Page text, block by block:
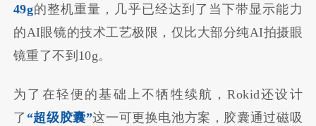
49g的整机重量，几乎已经达到了当下带显示能力
的AI眼镜的技术工艺极限，仅比大部分纯AI拍摄眼
镜重了不到10g。
为了在轻便的基础上不牺牲续航，Rokid还设计
了 “超级胶囊”这一可更换电池方案，胶囊通过磁吸